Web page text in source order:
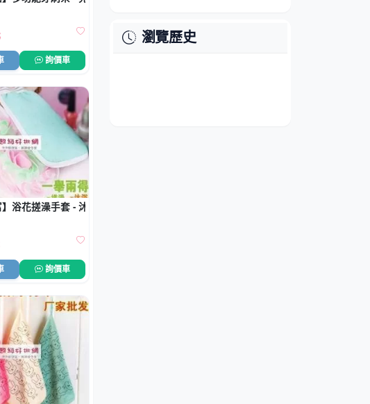
瀏覽歷史
詢價車
】浴花搓澡手套 - 沐浴清潔搓澡巾
詢價車